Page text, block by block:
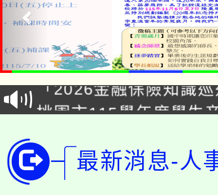
公告本校115學年度第
代理(課)教師甄選結果(
「2026金融保險知識
車」活動
桃園市115學年度學生
代理(課)教師甄選結果(
公告本校115學年度第
代理(課)教師甄選結果(
轉知中國文化大學推廣
最新消息-人